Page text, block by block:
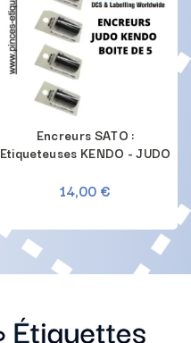
Encreurs SATO :
Etiqueteuses KENDO - JUDO
14,00 €